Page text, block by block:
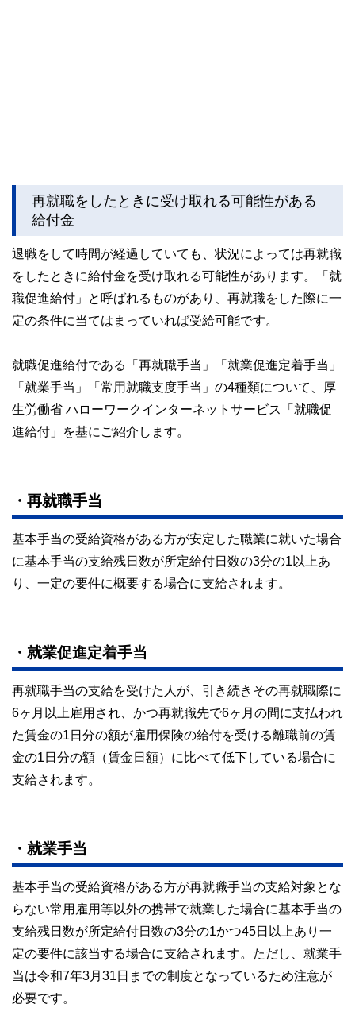
再就職をしたときに受け取れる可能性がある
給付金
退職をして時間が経過していても、状況によっては再就職
をしたときに給付金を受け取れる可能性があります。「就
職促進給付」と呼ばれるものがあり、再就職をした際に一
定の条件に当てはまっていれば受給可能です。
就職促進給付である「再就職手当」「就業促進定着手当」
「就業手当」「常用就職支度手当」の4種類について、厚
生労働省 ハローワークインターネットサービス「就職促
進給付」を基にご紹介します。
・再就職手当
基本手当の受給資格がある方が安定した職業に就いた場合
に基本手当の支給残日数が所定給付日数の3分の1以上あ
り、一定の要件に概要する場合に支給されます。
・就業促進定着手当
再就職手当の支給を受けた人が、引き続きその再就職際に
6ヶ月以上雇用され、かつ再就職先で6ヶ月の間に支払われ
た賃金の1日分の額が雇用保険の給付を受ける離職前の賃
金の1日分の額（賃金日額）に比べて低下している場合に
支給されます。
・就業手当
基本手当の受給資格がある方が再就職手当の支給対象とな
らない常用雇用等以外の携帯で就業した場合に基本手当の
支給残日数が所定給付日数の3分の1かつ45日以上あり一
定の要件に該当する場合に支給されます。ただし、就業手
当は令和7年3月31日までの制度となっているため注意が
必要です。